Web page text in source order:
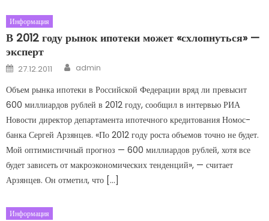
Информация
В 2012 году рынок ипотеки может «схлопнуться» —
эксперт
Posted on
27.12.2011 Author
admin
Объем рынка ипотеки в Российской Федерации вряд ли превысит
600 миллиардов рублей в 2012 году, сообщил в интервью РИА
Новости директор департамента ипотечного кредитования Номос-
банка Сергей Арзянцев. «По 2012 году роста объемов точно не будет.
Мой оптимистичный прогноз — 600 миллиардов рублей, хотя все
будет зависеть от макроэкономических тенденций», — считает
Арзянцев. Он отметил, что […]
Информация